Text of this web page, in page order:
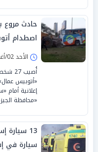
اصطدام
الأحد 02/أغسطس/2026 - 10:30 م
«أتوبيس
إعلانية أمام
«محافظة
سيارة في